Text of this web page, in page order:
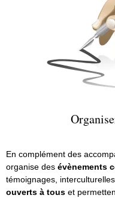
En complément des
organise des évènements
témoignages,
ouverts à tous et